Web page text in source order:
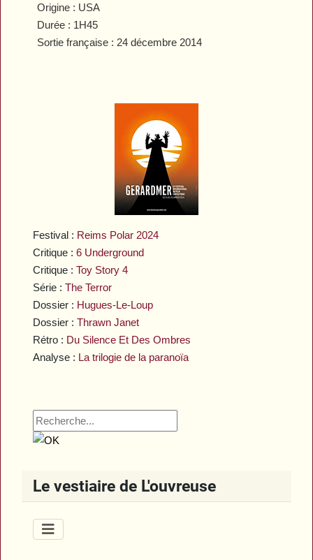
Festival : Reims Polar 2024
Critique :6 Underground
Critique :Toy Story 4
Série :The Terror
Dossier : Hugues-Le-Loup
Dossier :Thrawn Janet
Rétro : Du Silence Et Des Ombres
Analyse : La trilogie de la paranoïa
Le vestiaire de L'ouvreuse
Origine : USA
Durée : 1H45
Sortie française : 24 décembre 2014